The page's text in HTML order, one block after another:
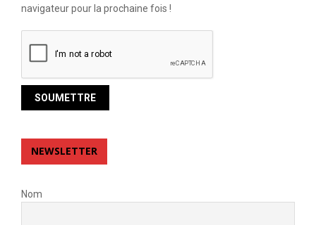
navigateur pour la prochaine fois !
NEWSLETTER
Nom